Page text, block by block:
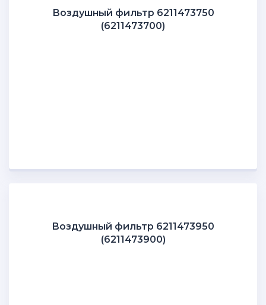
Воздушный фильтр 6211473750
(6211473700)
Воздушный фильтр 6211473950
(6211473900)